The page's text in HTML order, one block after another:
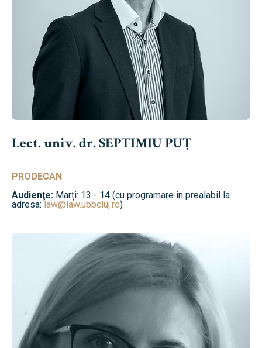
Lect. univ. dr. SEPTIMIU PUȚ
PRODECAN
Audienţe: Marți: 13 - 14 (cu programare în prealabil la
adresa:law@law.ubbcluj.ro)